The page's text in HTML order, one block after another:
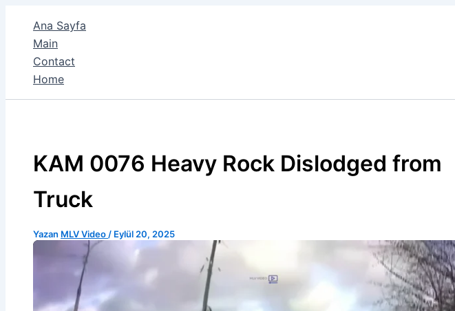
Ana Sayfa
Main
Contact
Home
KAM 0076 Heavy Rock Dislodged from
Truck
Yazan MLV Video / Eylül 20, 2025